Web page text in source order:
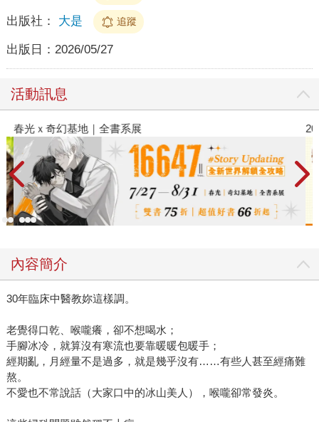
出版社： 大是 追蹤
出版日： 2026/05/27
活動訊息
春光ｘ奇幻基地｜全書系展
內容簡介
30年臨床中醫教妳這樣調。
老覺得口乾、喉嚨癢，卻不想喝水；
手腳冰冷，就算沒有寒流也要靠暖暖包暖手；
經期亂，月經量不是過多，就是幾乎沒有……有些人甚至經痛難
熬。
不愛也不常說話（大家口中的冰山美人），喉嚨卻常發炎。